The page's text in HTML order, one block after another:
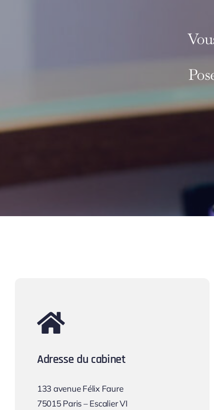
Adresse du cabinet
133 avenue Félix Faure
75015 Paris – Escalier VI